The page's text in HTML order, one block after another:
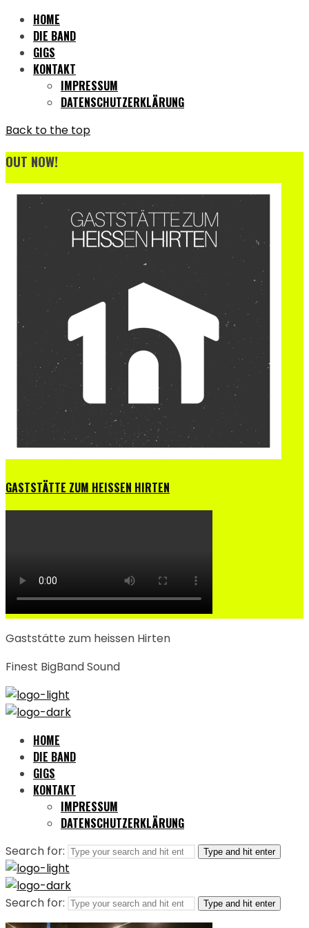
HOME
DIE BAND
GIGS
KONTAKT
IMPRESSUM
DATENSCHUTZERKLÄRUNG
Back to the top
OUT NOW!
GASTSTÄTTE ZUM HEISSEN HIRTEN
Gaststätte zum heissen Hirten
Finest BigBand Sound
HOME
DIE BAND
GIGS
KONTAKT
IMPRESSUM
DATENSCHUTZERKLÄRUNG
Search for: Type and hit enter
Search for: Type and hit enter